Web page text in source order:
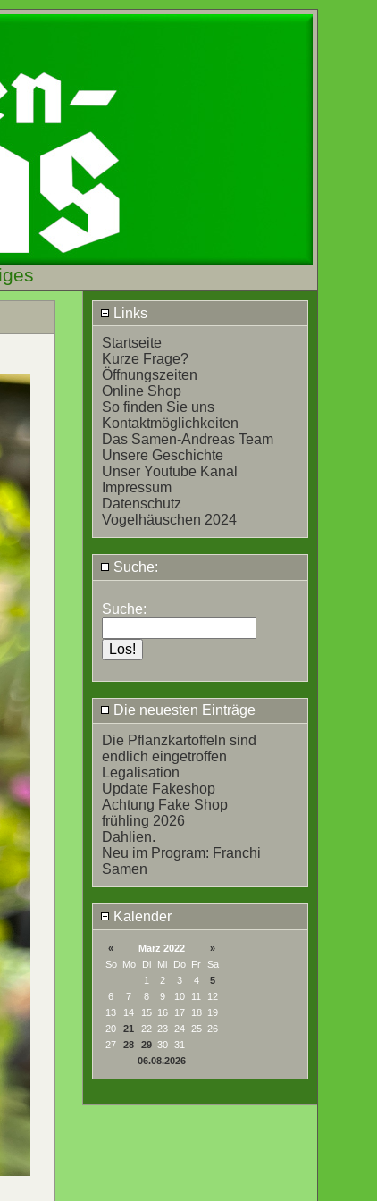
Links
Startseite
Kurze Frage?
Öffnungszeiten
Online Shop
So finden Sie uns
Kontaktmöglichkeiten
Das Samen-Andreas Team
Unsere Geschichte
Unser Youtube Kanal
Impressum
Datenschutz
Vogelhäuschen 2024
Suche:
Suche:
Die neuesten Einträge
Die Pflanzkartoffeln sind
endlich eingetroffen
Legalisation
Update Fakeshop
Achtung Fake Shop
frühling 2026
Dahlien.
Neu im Program: Franchi
Samen
Kalender
« März 2022
»
So Mo Di Mi Do Fr Sa
1
2 3 4
5
6
7 8 9 10 11
12
13
14 15 16 17 18 19
20
21 22 23 24 25 26
27
28 29 30 31
06.08.2026